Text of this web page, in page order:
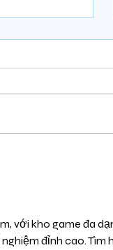
với kho game đa
đỉnh cao. Tìm